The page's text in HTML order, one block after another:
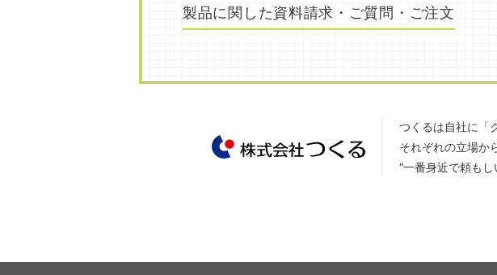
製品に関した資料請求・ご質問・ご注文
つくるは自社に「
それぞれの立場か
“一番身近で頼も